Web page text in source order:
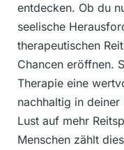
entdecken. Ob du
seelische
therapeutischen
Chancen eröffnen.
Therapie eine
nachhaltig in
Lust auf mehr
Menschen zählt